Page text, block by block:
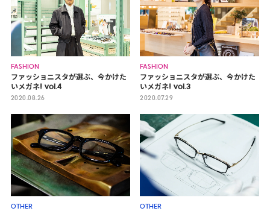
FASHION
ファッショニスタが選ぶ、今かけた
いメガネ! vol.4
2020.08.26
FASHION
ファッショニスタが選ぶ、今かけた
いメガネ! vol.3
2020.07.29
OTHER OTHER